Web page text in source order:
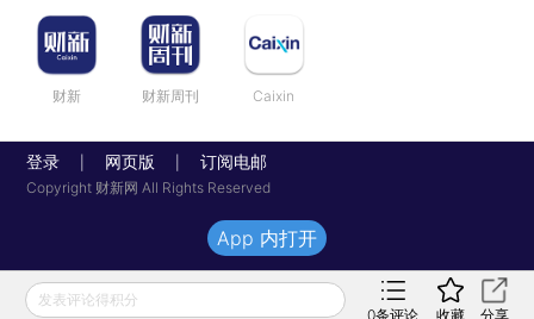
财新 财新周刊 Caixin
登录 网页版 订阅电邮
Copyright 财新网 All Rights Reserved
发表评论得积分
0条评论 收藏 分享
App 内打开